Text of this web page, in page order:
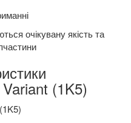
очікувану якість та
(1K5)